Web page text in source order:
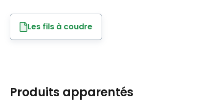
Les fils à coudre
Produits apparentés